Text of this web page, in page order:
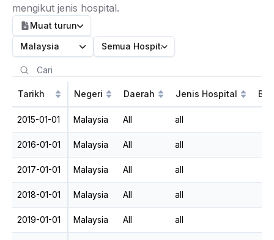
mengikut jenis hospital.
Muat turun
Malaysia
Semua Hospital
Tarikh Negeri Daerah Jenis Hospital
2015-01-01 Malaysia All all
2016-01-01 Malaysia All all
2017-01-01 Malaysia All all
2018-01-01 Malaysia All all
2019-01-01 Malaysia All all